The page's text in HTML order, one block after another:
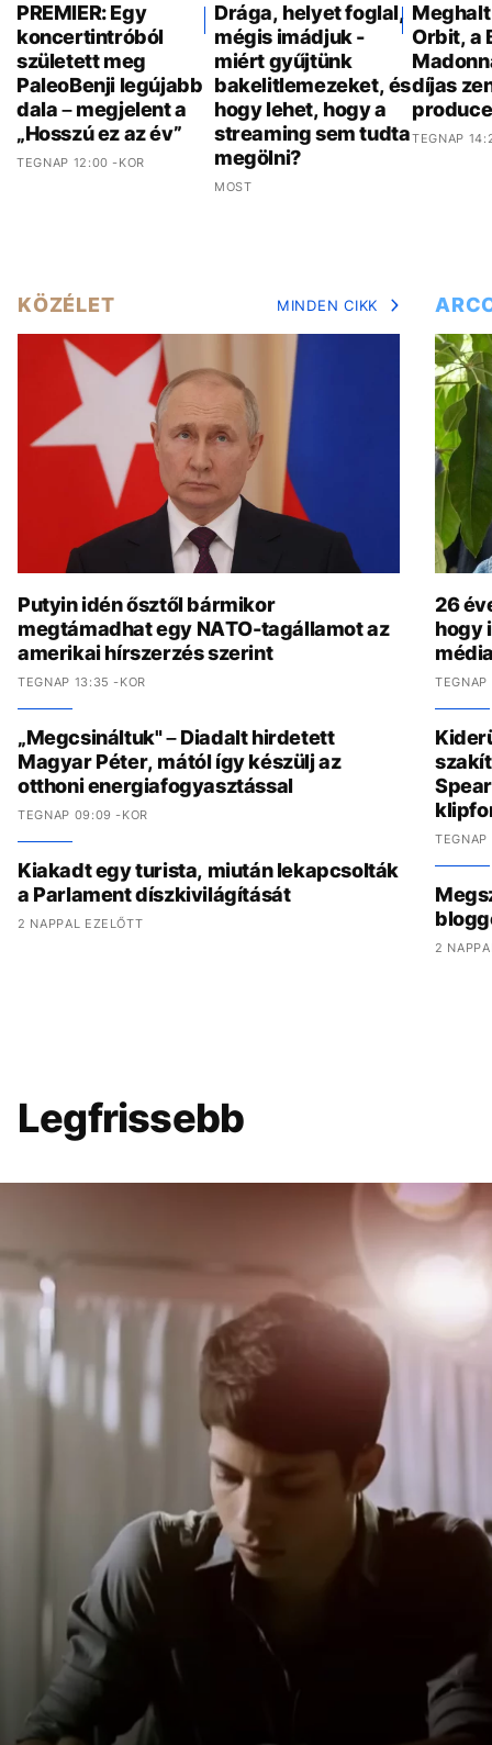
PREMIER: Egy
koncertintróból
született meg
PaleoBenji legújabb
dala – megjelent a
„Hosszú ez az év”
TEGNAP 12:00 -KOR
Drága, helyet foglal,
mégis imádjuk -
miért gyűjtünk
bakelitlemezeket, és
hogy lehet, hogy a
streaming sem tudta
megölni?
MOST
Orbit, a
díjas
TEGNAP
KÖZÉLET MINDEN CIKK
Putyin idén ősztől bármikor
megtámadhat egy NATO-tagállamot az
amerikai hírszerzés szerint
TEGNAP 13:35 -KOR
„Megcsináltuk" – Diadalt hirdetett
Magyar Péter, mától így készülj az
otthoni energiafogyasztással
TEGNAP 09:09 -KOR
Kiakadt egy turista, miután lekapcsolták
a Parlament díszkivilágítását
2 NAPPAL EZELŐTT
26
hogy
2
Legfrissebb